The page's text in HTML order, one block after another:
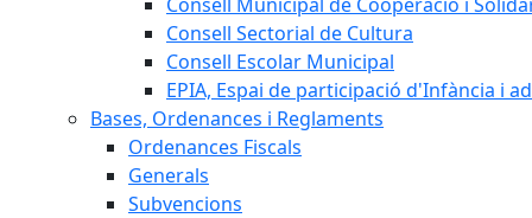
Consell Sectorial de Cultura
Consell Escolar Municipal
EPIA, Espai de participació d'Infància i
Bases, Ordenances i Reglaments
Ordenances Fiscals
Generals
Subvencions